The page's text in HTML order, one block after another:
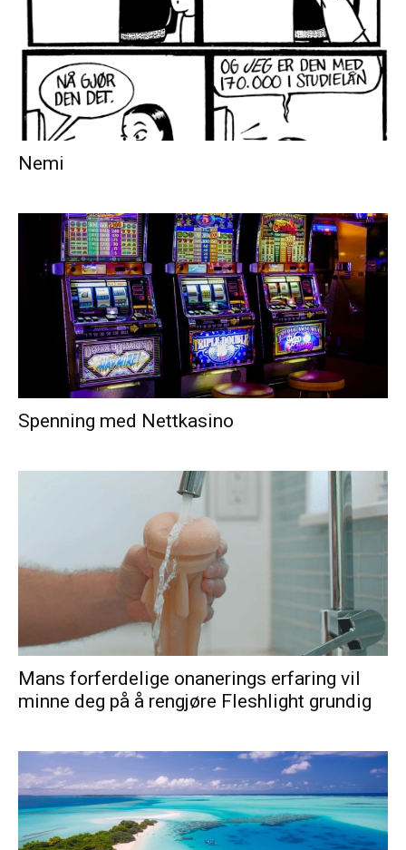
Nemi
Spenning med Nettkasino
Mans forferdelige onanerings erfaring vil
minne deg på å rengjøre Fleshlight grundig